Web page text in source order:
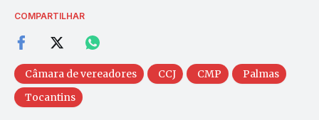
COMPARTILHAR
Câmara de vereadores CCJ CMP
Palmas
Tocantins